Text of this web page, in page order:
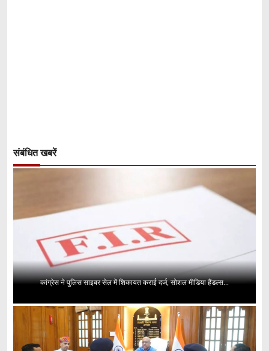
संबंधित खबरें
कांग्रेस ने पुलिस साइबर सेल में शिकायत कराई दर्ज, सोशल मीडिया हैंडल्स...